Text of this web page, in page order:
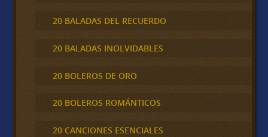
20 BALADAS DEL RECUERDO
20 BALADAS INOLVIDABLES
20 BOLEROS DE ORO
20 BOLEROS ROMÁNTICOS
20 CANCIONES ESENCIALES